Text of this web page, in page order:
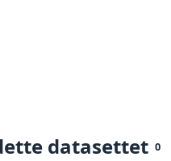
datasettet 0